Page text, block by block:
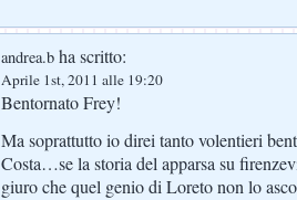
andrea.b ha scritto:
Aprile 1st, 2011 alle 19:20
Bentornato Frey!
Ma soprattutto io direi tanto volentieri
Costa…se la storia del apparsa su
giuro che quel genio di Loreto non lo